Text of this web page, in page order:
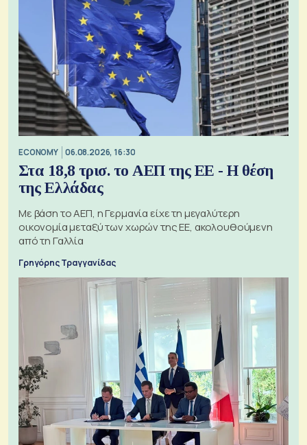
ECONOMY 06.08.2026, 16:30
Στα 18,8 τρισ. το ΑΕΠ της ΕΕ - Η θέση
της Ελλάδας
Με βάση το ΑΕΠ, η Γερμανία είχε τη μεγαλύτερη
οικονομία μεταξύ των χωρών της ΕΕ, ακολουθούμενη
από τη Γαλλία
Γρηγόρης Τραγγανίδας